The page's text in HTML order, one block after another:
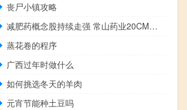
丧尸小镇攻略
减肥药概念股持续走强 常山药业20CM涨停
蒸花卷的程序
广西过年时做什么
如何挑选冬天的羊肉
元宵节能种土豆吗